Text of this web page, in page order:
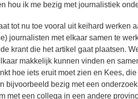
hou ik me bezig met journalistiek
tot nu toe vooral uit keihard werken
journalisten met elkaar samen te
krant die het artikel gaat plaatsen.
makkelijk kunnen vinden en
hoe iets eruit moet zien en Kees,
bijvoorbeeld bezig met een
met een collega in een andere